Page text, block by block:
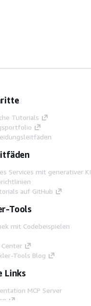
Tutorials
Services mit generativer KI
auf GitHub
Tools
mit Codebeispielen
Center
Tools Blog
Links
MCP Server